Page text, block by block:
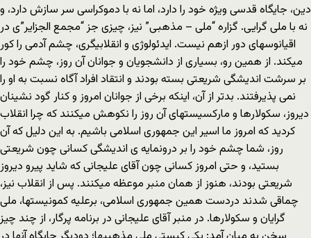
دین، جایگاه قدسی ویژه خود را دارد، اما نه با دموکراسی سر سازش دارد، و
نه با ملی گرایی. گزاره “ملی – مذهبی” نیز، چیزی جز “مجمع الجزایر”ی در
اقیانوسهای دور ازهم نیست. ایدئولوژی و انقلابیگری، چشم آدمی را کور
میکند. از همین رو، بسیاری از دانشجویان و جوانان آن روز، چشم خود را
بر سرشت اندیشگی شریعتی بسته بودند و انتقاد افراد آگاه نسبت به او را
نمی پذیرفتند. بدتر از آن، اینکه برخی از جوانان امروز و کنار گود نشینان
دیروز، سکولارها و مارکسیستهای آن روز را نکوهش میکنند که چرا انقلاب
کردید که امروز ما اسیر این جمهوری اسلامی باشیم. به این دلیل که آن
روز، شما چشم خود را بر درونمایه ی اندیشگی کسانی چون شریعتی
بستید، و حتی امروز کسانی چون آقای علیجانی که شاید پیرو دیروز
شریعتی بودند، هنوز از همان منبر موعظه میکنند. پس از انقلاب نیز،
چماقی شدند دردست همین جمهوری اسلامی، برعلیه کمونیستها، ملی
گرایان و سکولارها. در منبر آقای علیجانی در برنامه پرگار، از چند چیز